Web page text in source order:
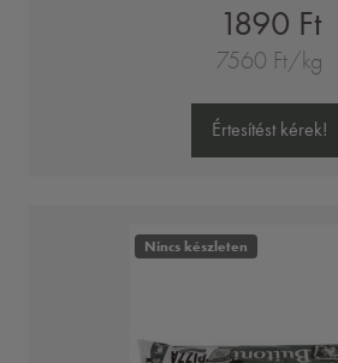
1890 Ft
7560 Ft/kg
Értesítést kérek!
Nincs készleten